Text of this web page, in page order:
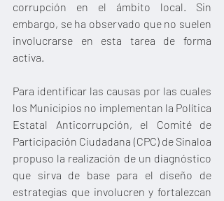
corrupción en el ámbito local. Sin
embargo, se ha observado que no suelen
involucrarse en esta tarea de forma
activa.
Para identificar las causas por las cuales
los Municipios no implementan la Política
Estatal Anticorrupción, el Comité de
Participación Ciudadana (CPC) de Sinaloa
propuso la realización de un diagnóstico
que sirva de base para el diseño de
estrategias que involucren y fortalezcan